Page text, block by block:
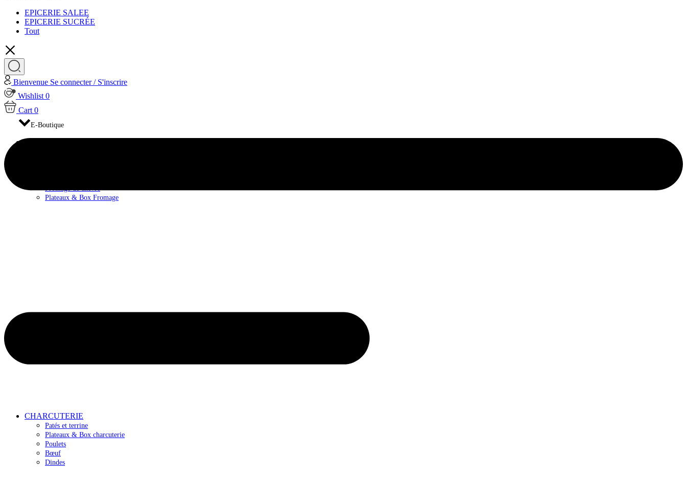
EPICERIE SALEE
EPICERIE SUCRÉE
Tout
Bienvenue Se connecter / S'inscrire
Wishlist 0
Cart 0
E-Boutique
FROMAGES
Fromage de chèvre
Plateaux & Box Fromage
CHARCUTERIE
Patés et terrine
Plateaux & Box charcuterie
Poulets
Bœuf
Dindes